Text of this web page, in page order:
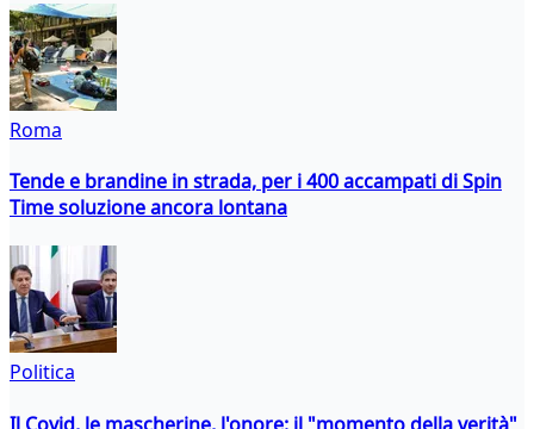
Roma
Tende e brandine in strada, per i 400 accampati di Spin
Time soluzione ancora lontana
Politica
Il Covid, le mascherine, l'onore: il "momento della verità"